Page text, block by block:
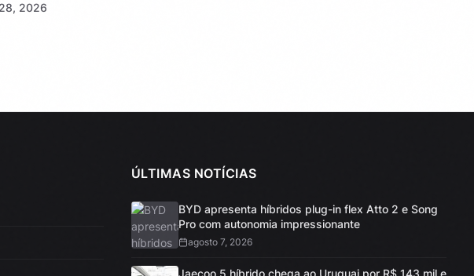
2026
ÚLTIMAS NOTÍCIAS
BYD apresenta híbridos plug-in flex Atto 2 e Song
Pro com autonomia impressionante
agosto 7, 2026